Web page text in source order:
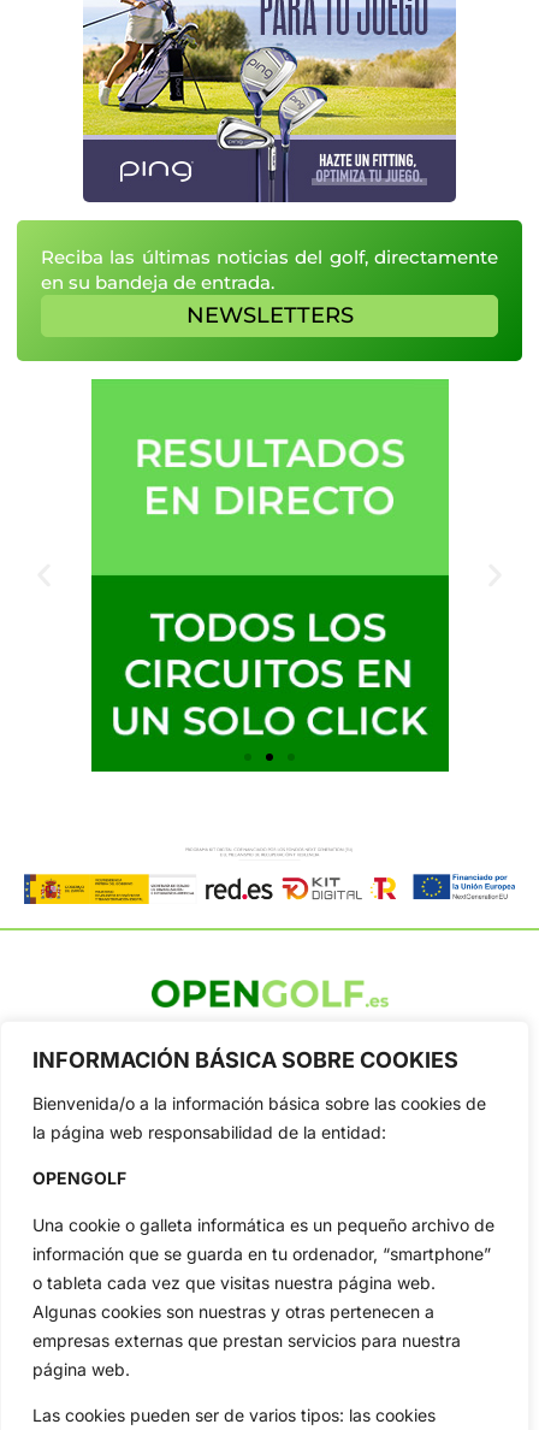
INFORMACIÓN BÁSICA SOBRE COOKIES
Bienvenida/o a la información básica sobre las cookies de
la página web responsabilidad de la entidad:
OPENGOLF
Una cookie o galleta informática es un pequeño archivo de
información que se guarda en tu ordenador, “smartphone”
o tableta cada vez que visitas nuestra página web.
Algunas cookies son nuestras y otras pertenecen a
empresas externas que prestan servicios para nuestra
página web.
Las cookies pueden ser de varios tipos: las cookies
Reciba las últimas noticias del golf, directamente
en su bandeja de entrada.
NEWSLETTERS
profesional y amateur, resultados en directo, vídeos, noticias,
Tour...
Categorias
Inicio
Amateurs
Circuitos
Especiales
Reglas
Vídeos
De Interés
Compañía
Aviso Legal
Política de Privacidad